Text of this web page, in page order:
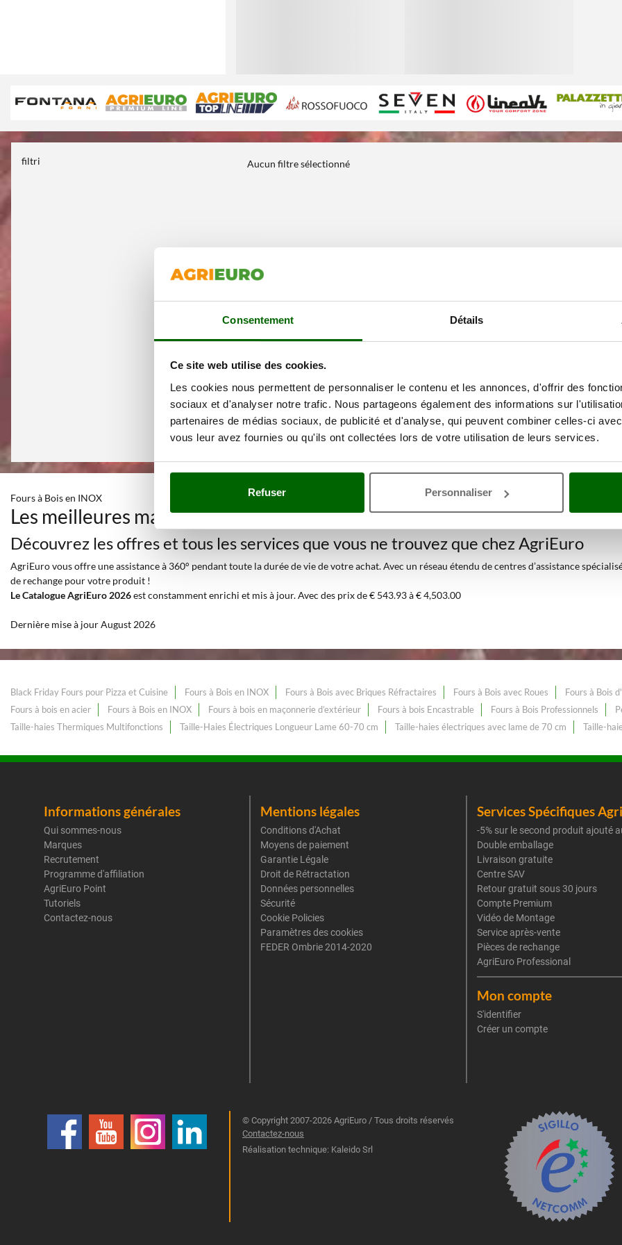
Consentement Détails
Ce site web utilise des cookies.
Les cookies nous permettent de personnaliser le contenu et les annonces, d'offrir des
sociaux et d'analyser notre trafic. Nous partageons également des informations sur
partenaires de médias sociaux, de publicité et d'analyse, qui peuvent combiner celles-ci
vous leur avez fournies ou qu'ils ont collectées lors de votre utilisation de leurs services.
Refuser Personnaliser
filtri Aucun filtre sélectionné
Fours à Bois en INOX
Les meilleures marques dans une sélection de 123Fours à boisau
Découvrez les offres et tous les services que vous ne trouvez que chez AgriEuro
AgriEuro vous offre une assistance à 360° pendant toute la durée de vie de votre achat. Avec un réseau étendu de centres d’assistance
de rechange pour votre produit !
Le Catalogue AgriEuro 2026est constamment enrichi et mis à jour. Avec des prix de € 543.93 à € 4,503.00
Dernière mise à jour August 2026
Black Friday Fours pour Pizza et Cuisine Fours à Bois en INOX Fours à Bois avec Briques Réfractaires Fours à Bois avec Roues Fours à Bois
Fours à bois en acier
Fours à Bois en INOX Fours à bois en maçonnerie d’extérieur Fours à bois Encastrable Fours à Bois Professionnels
Taille-haies Thermiques Multifonctions
Taille-Haies Électriques Longueur Lame 60-70 cm Taille-haies électriques avec lame de 70 cm Taille-
Informations générales
Qui sommes-nous
Marques
Recrutement
Programme d'affiliation
AgriEuro Point
Tutoriels
Contactez-nous
Mentions légales
Conditions d'Achat
Moyens de paiement
Garantie Légale
Droit de Rétractation
Données personnelles
Sécurité
Cookie Policies
Paramètres des cookies
FEDER Ombrie 2014-2020
Services Spécifiques
-5% sur le second produit ajouté
Double emballage
Livraison gratuite
Centre SAV
Retour gratuit sous 30 jours
Compte Premium
Vidéo de Montage
Service après-vente
Pièces de rechange
AgriEuro Professional
Mon compte
S'identifier
Créer un compte
© Copyright 2007-2026 AgriEuro / Tous droits réservés
Contactez-nous
Réalisation technique: Kaleido Srl